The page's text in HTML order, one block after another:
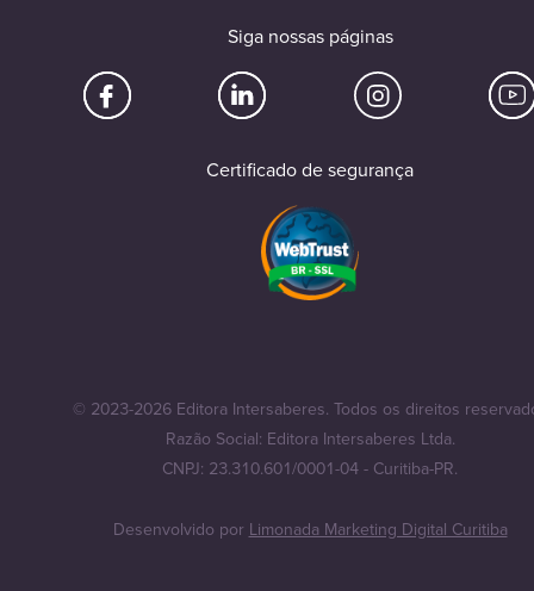
Siga nossas páginas
Certificado de segurança
© 2023-2026 Editora Intersaberes. Todos os direitos
Razão Social: Editora Intersaberes Ltda.
CNPJ: 23.310.601/0001-04 - Curitiba-PR.
Desenvolvido porLimonada Marketing Digital Curitiba